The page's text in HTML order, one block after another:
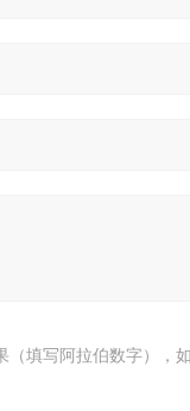
（填写阿拉伯数字），